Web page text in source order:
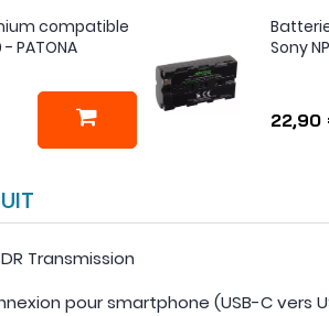
compatible
PATONA
Sony
22,90
Transmission
pour smartphone (USB-C vers